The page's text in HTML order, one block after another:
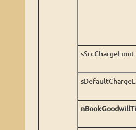
sSrcChargeLimit